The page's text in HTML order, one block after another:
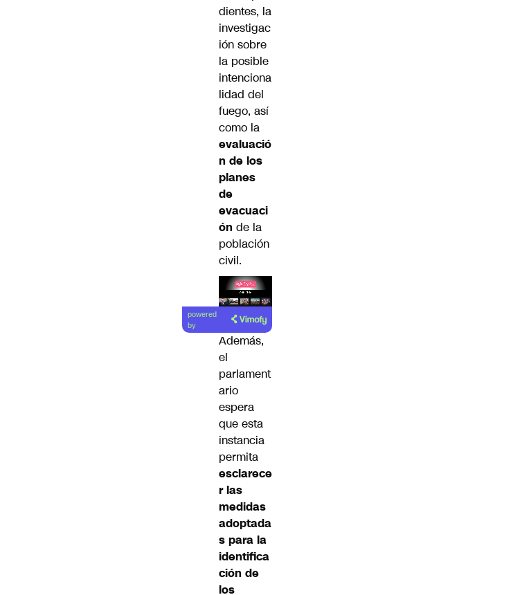
dientes, la
investigac
ión sobre
la posible
intenciona
lidad del
fuego, así
como la
evaluació
n de los
planes
de
evacuaci
ón de la
población
civil.
Lea el
artículo
powered
by
Además,
el
parlament
ario
espera
que esta
instancia
permita
esclarece
r las
medidas
adoptada
s para la
identifica
ción de
los